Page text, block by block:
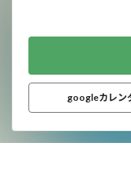
googleカレン